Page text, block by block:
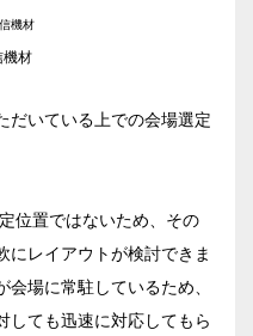
機材
だいている上での会場選定
位置ではないため、その
にレイアウトが検討できま
場に常駐しているため、
しても迅速に対応してもら
・年末年始を除く）